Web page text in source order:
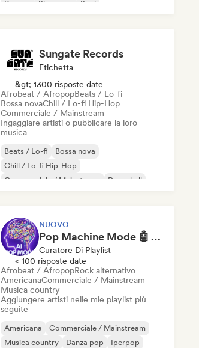
Reggae
Shoegaze Soul
Sungate Records
Etichetta
&gt; 1300 risposte date
Afrobeat / AfropopBeats / Lo-fi
Bossa novaChill / Lo-fi Hip-Hop
Commerciale / Mainstream
Ingaggiare artisti o pubblicare la loro
musica
Beats / Lo-fi
Bossa nova
Chill / Lo-fi Hip-Hop
Commerciale / Mainstream
Dancehall
NUOVO
Pop Machine Mode 🤖 AI Music, Indie Pop & Dream Pop
Curatore Di Playlist
< 100 risposte date
Afrobeat / AfropopRock alternativo
AmericanaCommerciale / Mainstream
Musica country
Aggiungere artisti nelle mie playlist più
seguite
Americana
Commerciale / Mainstream
Musica country
Danza pop Iperpop